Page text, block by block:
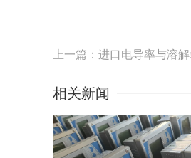
上一篇：进口电导率与溶
相关新闻